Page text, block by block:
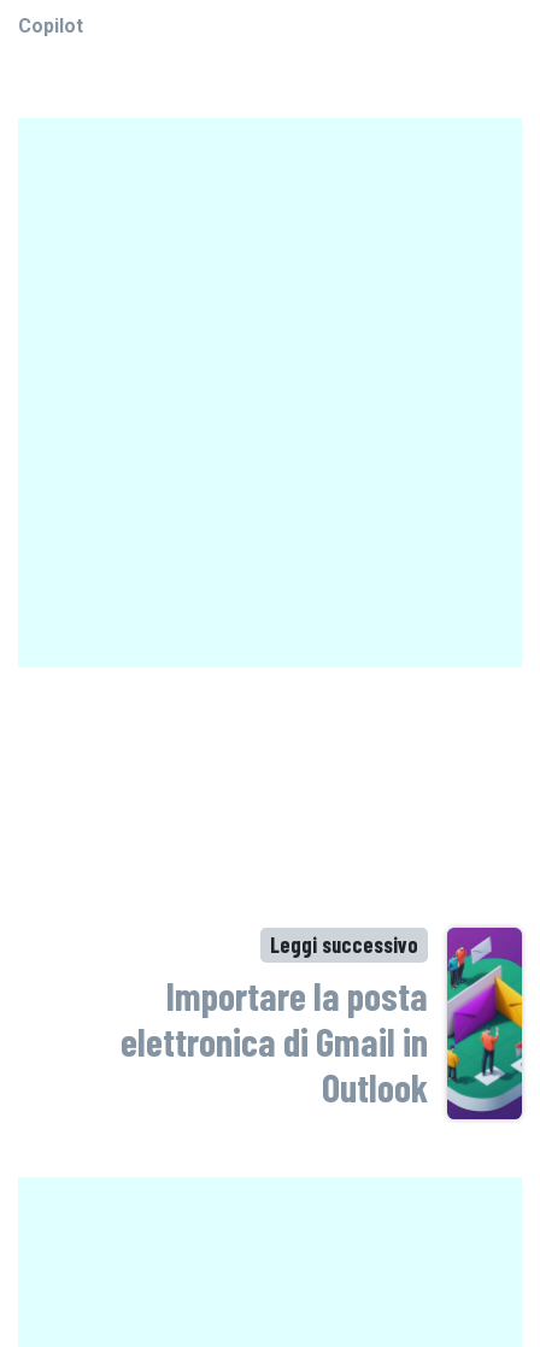
Copilot
Leggi successivo
Importare la posta
elettronica di Gmail in
Outlook